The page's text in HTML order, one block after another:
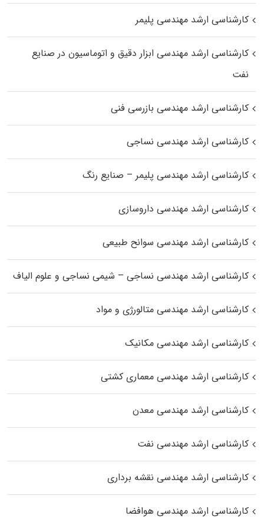
کارشناسی ارشد مهندسی پلیمر
کارشناسی ارشد مهندسی ابزار دقیق و اتوماسیون در صنایع
نفت
کارشناسی ارشد مهندسی بازرسی فنی
کارشناسی ارشد مهندسی نساجی
کارشناسی ارشد مهندسی پلیمر – صنایع رنگ
کارشناسی ارشد مهندسی داروسازی
کارشناسی ارشد مهندسی سوانح طبیعی
کارشناسی ارشد مهندسی نساجی – شیمی نساجی و علوم الیاف
کارشناسی ارشد مهندسی متالورژی و مواد
کارشناسی ارشد مهندسی مکانیک
کارشناسی ارشد مهندسی معماری کشتی
کارشناسی ارشد مهندسی معدن
کارشناسی ارشد مهندسی نفت
کارشناسی ارشد مهندسی نقشه برداری
کارشناسی ارشد مهندسی هوافضا